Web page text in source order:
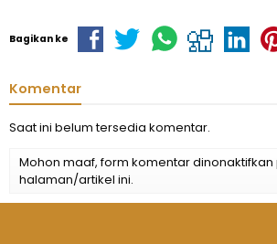
Bagikan ke
Komentar
Saat ini belum tersedia komentar.
Mohon maaf, form komentar
halaman/artikel ini.